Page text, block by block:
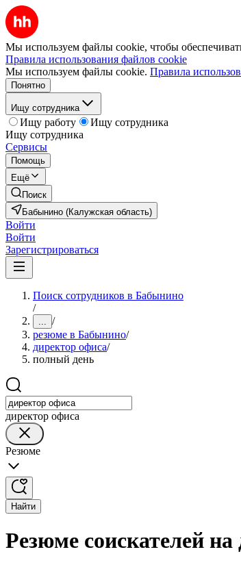
Мы используем файлы cookie, чтобы
Правила использования файлов cookie
Мы используем файлы cookie. Правила
Понятно
Ищу сотрудника
Ищу работу
Ищу сотрудника
Ищу сотрудника
Сервисы
Помощь
Ещё
Поиск
Бабынино (Калужская область)
Войти
Войти
Зарегистрироваться
Поиск сотрудников в Бабынино
/
... /
резюме в Бабынино/
директор офиса/
полный день
директор офиса
Резюме
Найти
Резюме соискателей